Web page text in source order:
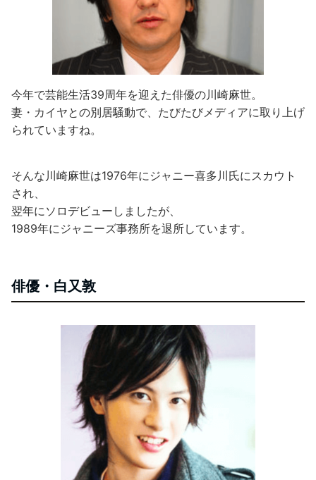
今年で芸能生活39周年を迎えた俳優の川崎麻世。
妻・カイヤとの別居騒動で、たびたびメディアに取り上げ
られていますね。
そんな川崎麻世は1976年にジャニー喜多川氏にスカウト
され、
翌年にソロデビューしましたが、
1989年にジャニーズ事務所を退所しています。
俳優・白又敦